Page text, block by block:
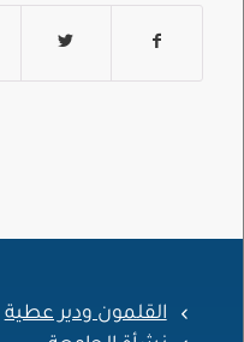
القلمون ودير عطية